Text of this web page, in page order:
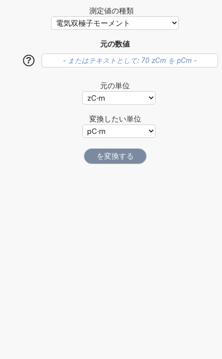
測定値の種類
元の数値
?
元の単位
変換したい単位